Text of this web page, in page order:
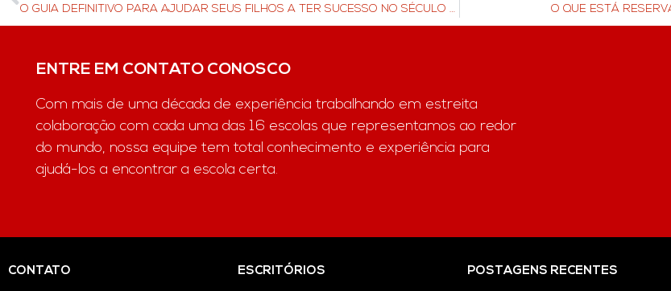
O GUIA DEFINITIVO PARA AJUDAR SEUS FILHOS A TER SUCESSO NO SÉCULO 21 - DICA: DÊ UMA OLHADA NO INSTITUT MONTANA O QUE ESTÁ
ENTRE EM CONTATO CONOSCO
Com mais de uma década de experiência trabalhando em estreita
colaboração com cada uma das 16 escolas que representamos ao redor
do mundo, nossa equipe tem total conhecimento e experiência para
ajudá-los a encontrar a escola certa.
CONTATO ESCRITÓRIOS POSTAGENS RECENTES